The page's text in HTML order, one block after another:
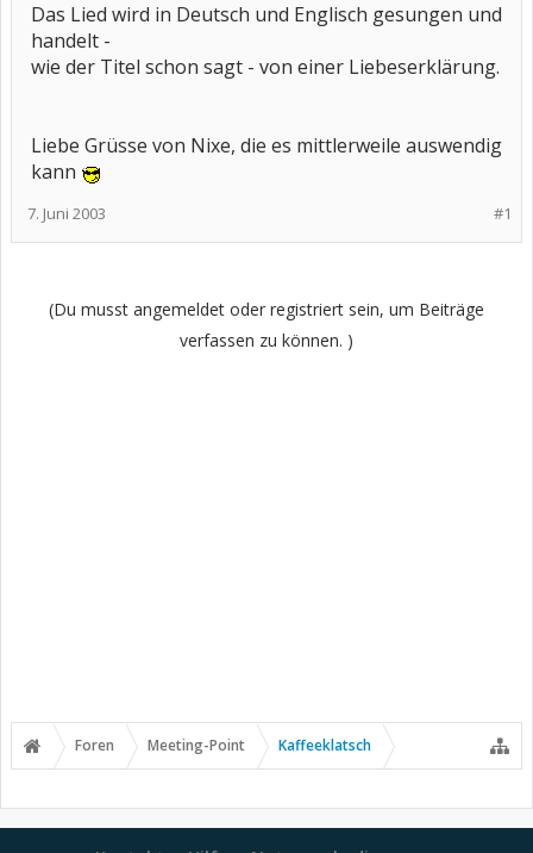
Das Lied wird in Deutsch und Englisch gesungen und
handelt -
wie der Titel schon sagt - von einer Liebeserklärung.
Liebe Grüsse von Nixe, die es mittlerweile auswendig
kann
#1
7. Juni 2003
(Du musst angemeldet oder registriert sein, um Beiträge
verfassen zu können. )
Foren Meeting-Point Kaffeeklatsch